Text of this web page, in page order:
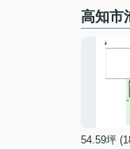
高知市
54.59坪